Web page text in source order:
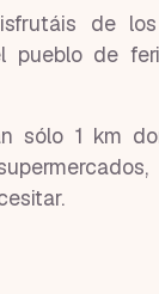
de
pueblo de
sólo 1 km